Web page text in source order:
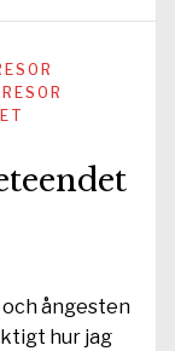
RESOR
ångesten
hur jag